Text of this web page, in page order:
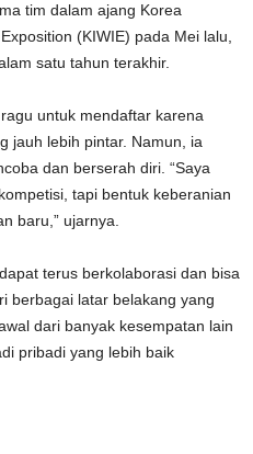
tim dalam ajang Korea
(KIWIE) pada Mei lalu,
satu tahun terakhir.
untuk mendaftar karena
jauh lebih pintar. Namun, ia
dan berserah diri. “Saya
tapi bentuk keberanian
baru,” ujarnya.
terus berkolaborasi dan bisa
berbagai latar belakang yang
dari banyak kesempatan lain
pribadi yang lebih baik